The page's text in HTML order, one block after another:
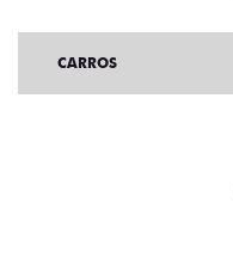
CARROS